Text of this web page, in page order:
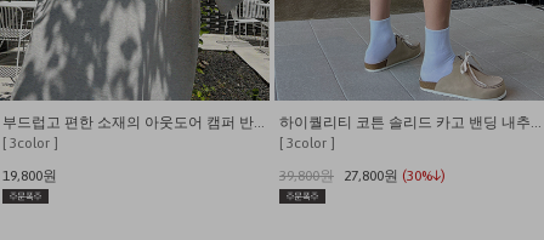
부드럽고 편한 소재의 아웃도어 캠퍼 반팔티
[ 3color ]
19,800원
하이퀄리티 코튼 솔리드 카고 밴딩 내추럴핏 반바지
[ 3color ]
39,800원
27,800원 (30%↓)